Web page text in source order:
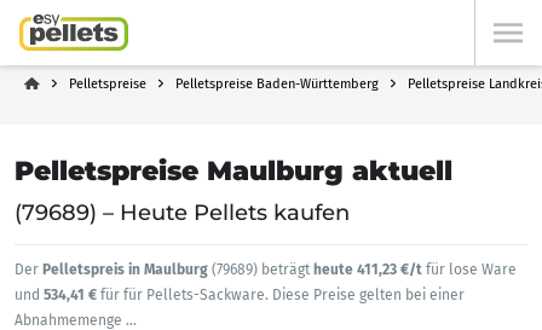
Pelletspreise Pelletspreise Baden-Württemberg Pelletspreise
Pelletspreise Maulburg aktuell
(79689) – Heute Pellets kaufen
Der Pelletspreis in Maulburg (79689) beträgt heute 411,23 €/t für lose Ware
und 534,41 € für für Pellets-Sackware. Diese Preise gelten bei einer
Abnahmemenge ...